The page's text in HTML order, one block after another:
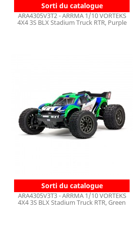
Sorti du catalogue
ARA4305V3T2 - ARRMA 1/10 VORTEKS
4X4 3S BLX Stadium Truck RTR, Purple
Sorti du catalogue
ARA4305V3T3 - ARRMA 1/10 VORTEKS
4X4 3S BLX Stadium Truck RTR, Green